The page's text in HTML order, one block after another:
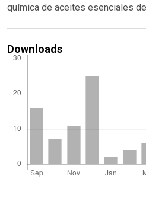
química de aceites esenciales de
Downloads